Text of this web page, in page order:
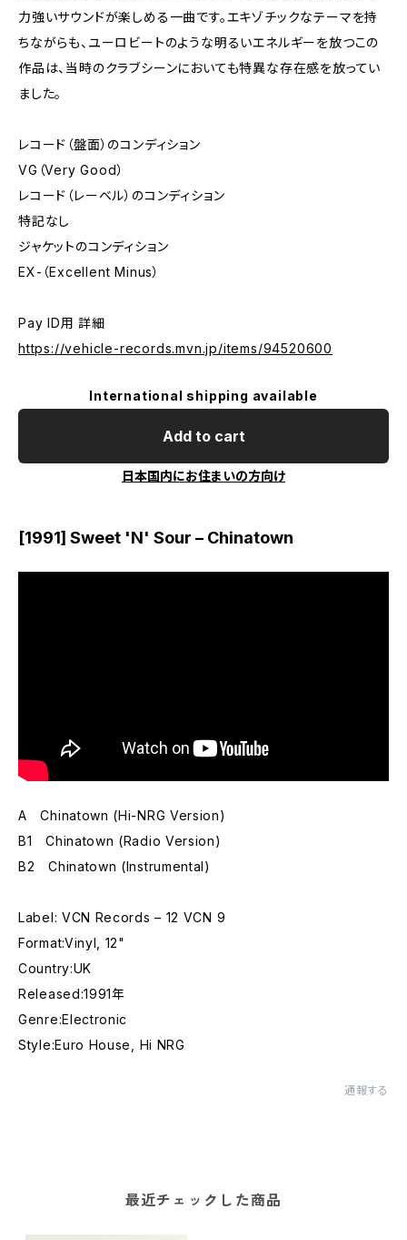
力強いサウンドが楽しめる一曲です。エキゾチックなテーマを持
ちながらも、ユーロビートのような明るいエネルギーを放つこの
作品は、当時のクラブシーンにおいても特異な存在感を放ってい
ました。
レコード（盤面）のコンディション
VG（Very Good）
レコード（レーベル）のコンディション
特記なし
ジャケットのコンディション
EX-（Excellent Minus）
Pay ID用 詳細
https://vehicle-records.mvn.jp/items/94520600
International shipping available
Add to cart
日本国内にお住まいの方向け
[1991] Sweet 'N' Sour – Chinatown
A Chinatown (Hi-NRG Version)
B1 Chinatown (Radio Version)
B2 Chinatown (Instrumental)
Label: VCN Records – 12 VCN 9
Format:Vinyl, 12"
Country:UK
Released:1991年
Genre:Electronic
Style:Euro House, Hi NRG
通報する
最近チェックした商品